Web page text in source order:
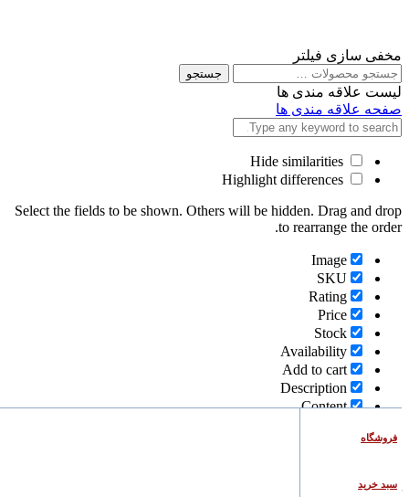
فروشگاه
سبد خرید
مخفی سازی فیلتر
جستجو
برای
جستجو
لیست علاقه مندی ها
صفحه علاقه مندی ها
Select the fields to be shown. Others will be hidden. Drag and drop
to rearrange the order.
Image
SKU
Rating
Price
Stock
Availability
Add to cart
Description
Content
Click outside to hide the comparison bar